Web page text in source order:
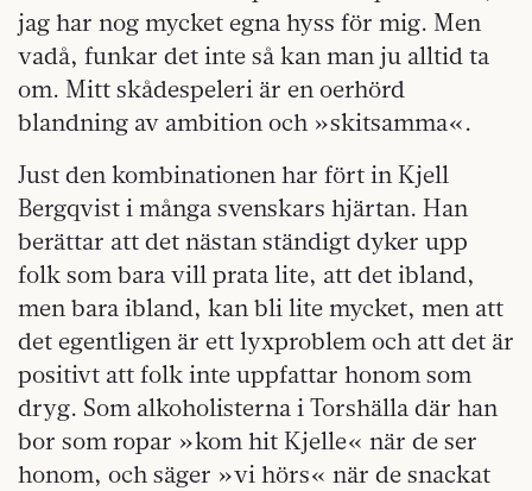
jag har nog mycket egna hyss för mig. Men
vadå, funkar det inte så kan man ju alltid ta
om. Mitt skådespeleri är en oerhörd
blandning av ambition och »skitsamma«.
Just den kombinationen har fört in Kjell
Bergqvist i många svenskars hjärtan. Han
berättar att det nästan ständigt dyker upp
folk som bara vill prata lite, att det ibland,
men bara ibland, kan bli lite mycket, men att
det egentligen är ett lyxproblem och att det är
positivt att folk inte uppfattar honom som
dryg. Som alkoholisterna i Torshälla där han
bor som ropar »kom hit Kjelle« när de ser
honom, och säger »vi hörs« när de snackat